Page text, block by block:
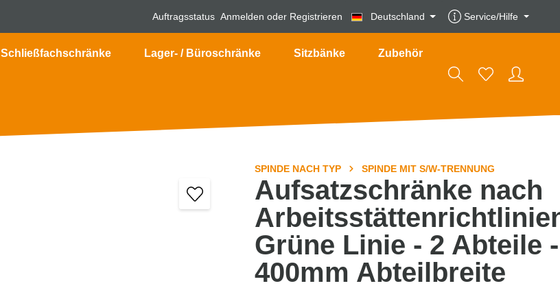
Auftragsstatus Anmelden oder Registrieren Deutschland Service/Hilfe
Schließfachschränke Lager- / Büroschränke Sitzbänke Zubehör
SPINDE NACH TYP SPINDE MIT S/W-TRENNUNG
Aufsatzschränke nach
Grüne Linie - 2 Abteile -
400mm Abteilbreite